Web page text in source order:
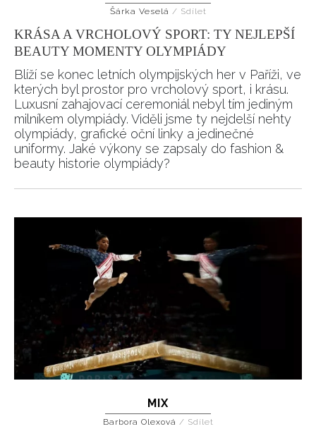
Šárka Veselá / Sdílet
KRÁSA A VRCHOLOVÝ SPORT: TY NEJLEPŠÍ
BEAUTY MOMENTY OLYMPIÁDY
Blíží se konec letních olympijských her v Paříži, ve
kterých byl prostor pro vrcholový sport, i krásu.
Luxusní zahajovací ceremoniál nebyl tím jediným
milníkem olympiády. Viděli jsme ty nejdelší nehty
olympiády, grafické oční linky a jedinečné
uniformy. Jaké výkony se zapsaly do fashion &
beauty historie olympiády?
MIX
Barbora Olexová / Sdílet